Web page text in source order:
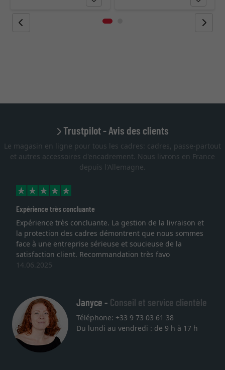
Trustpilot - Avis des clients
Le magasin en ligne pour tous les cadres: cadres, passe-partout
et autres accessoires d'encadrement. Nous livrons en France
depuis l'Allemagne.
très concluante
très concluante. La gestion de la livraison et
protection des cadres démontrent que nous sommes
à une entreprise sérieuse et soucieuse de la
client. Recommandation très favo
Janyce - Conseil et service clientèle
Téléphone: +33 9 73 03 61 38